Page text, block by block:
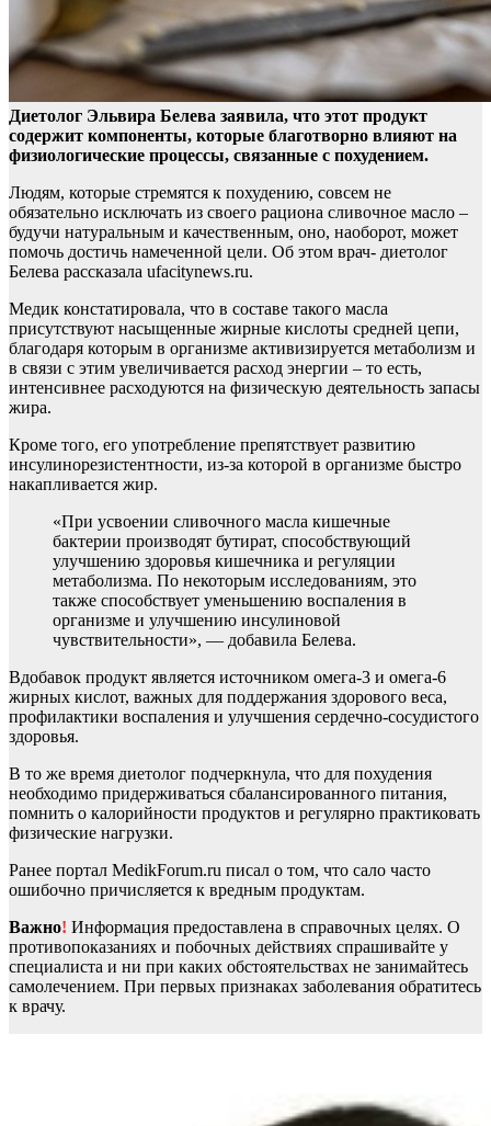
Диетолог Эльвира Белева заявила, что этот продукт
содержит компоненты, которые благотворно влияют на
физиологические процессы, связанные с похудением.
Людям, которые стремятся к похудению, совсем не
обязательно исключать из своего рациона сливочное масло –
будучи натуральным и качественным, оно, наоборот, может
помочь достичь намеченной цели. Об этом врач- диетолог
Белева рассказала ufacitynews.ru.
Медик констатировала, что в составе такого масла
присутствуют насыщенные жирные кислоты средней цепи,
благодаря которым в организме активизируется метаболизм и
в связи с этим увеличивается расход энергии – то есть,
интенсивнее расходуются на физическую деятельность запасы
жира.
Кроме того, его употребление препятствует развитию
инсулинорезистентности, из-за которой в организме быстро
накапливается жир.
«При усвоении сливочного масла кишечные
бактерии производят бутират, способствующий
улучшению здоровья кишечника и регуляции
метаболизма. По некоторым исследованиям, это
также способствует уменьшению воспаления в
организме и улучшению инсулиновой
чувствительности», — добавила Белева.
Вдобавок продукт является источником омега-3 и омега-6
жирных кислот, важных для поддержания здорового веса,
профилактики воспаления и улучшения сердечно-сосудистого
здоровья.
В то же время диетолог подчеркнула, что для похудения
необходимо придерживаться сбалансированного питания,
помнить о калорийности продуктов и регулярно практиковать
физические нагрузки.
Ранее портал MedikForum.ru писал о том, что сало часто
ошибочно причисляется к вредным продуктам.
Важно! Информация предоставлена в справочных целях. О
противопоказаниях и побочных действиях спрашивайте у
специалиста и ни при каких обстоятельствах не занимайтесь
самолечением. При первых признаках заболевания обратитесь
к врачу.